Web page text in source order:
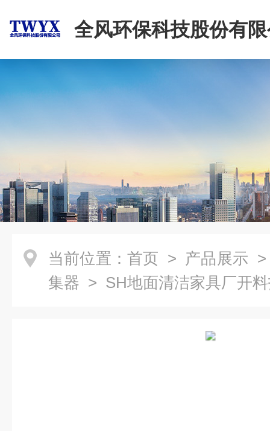
全风环保科技股份有
当前位置： 首页 > 产品展示
集器 > SH地面清洁家具厂开